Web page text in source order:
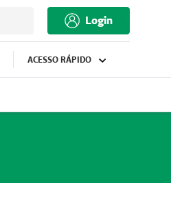
Login
ACESSO RÁPIDO